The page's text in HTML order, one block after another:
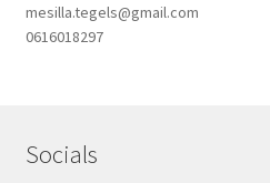
mesilla.tegels@gmail.com
0616018297
Socials